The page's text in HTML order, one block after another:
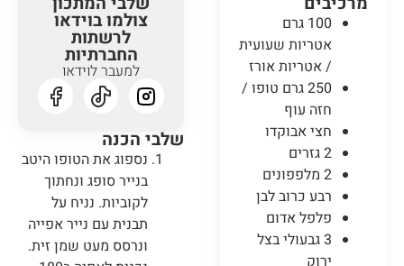
100 גרם
אטריות שעועית
/ אטריות אורז
250 גרם טופו /
חזה עוף
חצי אבוקדו
2 גזרים
2 מלפפונים
רבע כרוב לבן
פלפל אדום
3 גבעולי בצל
צולמו בוידאו
לרשתות
החברתיות
למעבר לוידאו
שלבי הכנה
נספוג את הטופו היטב
בנייר סופג ונחתוך
לקוביות. נניח על
תבנית עם נייר אפייה
ונרסס מעט שמן זית.